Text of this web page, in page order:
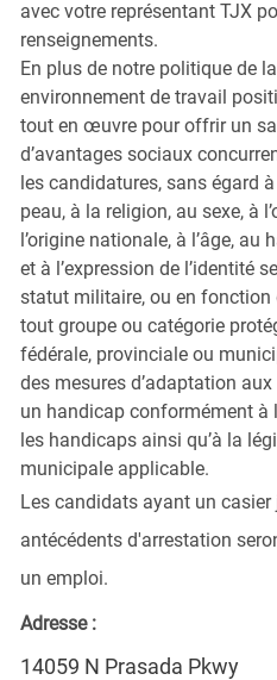
avec votre représentant TJX
renseignements.
En plus de notre politique de
environnement de travail
tout en œuvre pour offrir un
d’avantages sociaux
les candidatures, sans égard
peau, à la religion, au sexe, à
l’origine nationale, à l’âge, au
et à l’expression de l’identité
statut militaire, ou en
tout groupe ou catégorie
fédérale, provinciale ou
des mesures d’adaptation
un handicap conformément
les handicaps ainsi qu’à la
municipale applicable.
Les candidats ayant un
antécédents d'arrestation
un emploi.
Adresse :
14059 N Prasada Pkwy